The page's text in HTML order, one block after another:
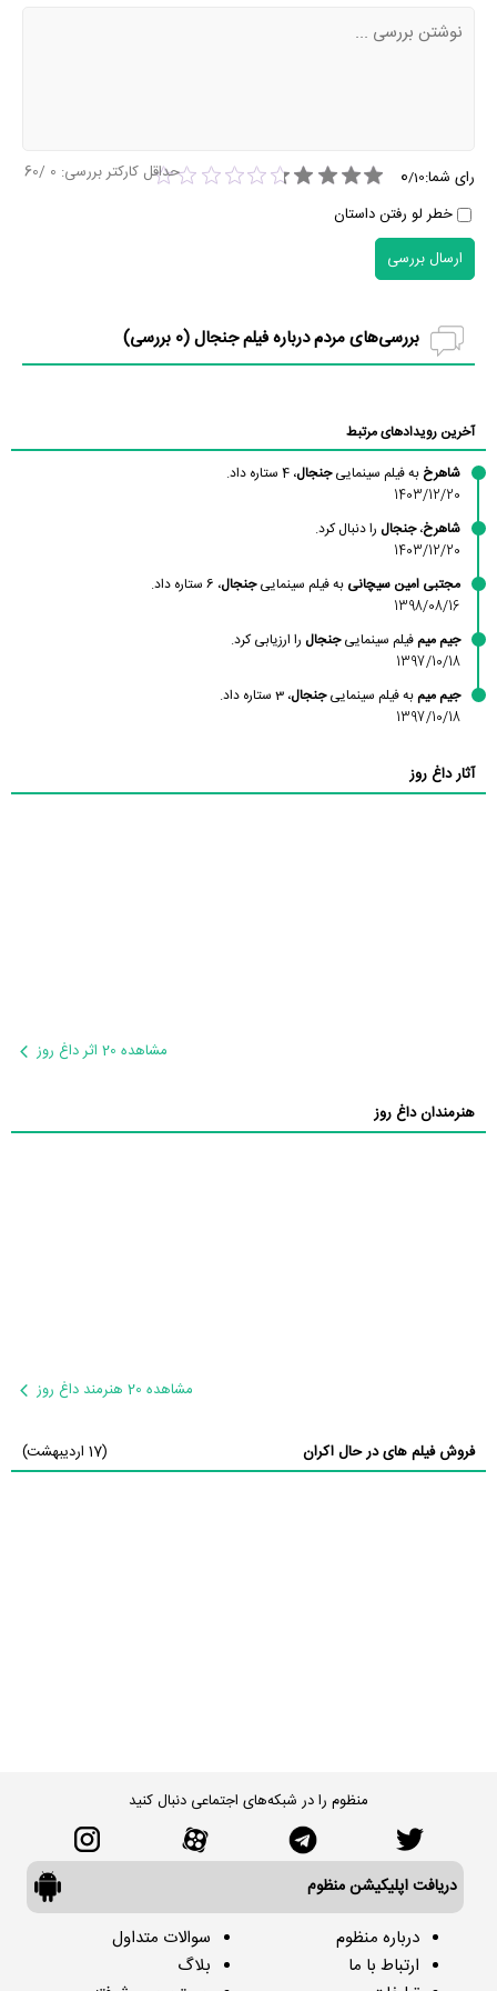
رای شما: 0/10
خطر لو رفتن داستان
حداقل کارکتر بررسی: 0
/60
ارسال بررسی
بررسی‌های مردم درباره فیلم جنجال (0 بررسی)
آخرین رویدادهای مرتبط
شاهرخ به فیلم سینماییجنجال، 4 ستاره داد.
1403/12/20
شاهرخ،جنجال را دنبال کرد.
1403/12/20
مجتبی امین سیچانی به فیلم سینماییجنجال، 6 ستاره داد.
1398/08/16
جیم میمفیلم سینماییجنجال را ارزیابی کرد.
1397/10/18
جیم میمبه فیلم سینماییجنجال، 3 ستاره داد.
1397/10/18
آثار داغ روز
مشاهده 20 اثر داغ روز
هنرمندان داغ روز
مشاهده 20 هنرمند داغ روز
فروش فیلم های در حال اکران (17 اردیبهشت)
منظوم را در شبکه‌های اجتماعی دنبال کنید
دریافت اپلیکیشن منظوم
درباره منظوم
ارتباط با ما
سوالات متداول
بلاگ